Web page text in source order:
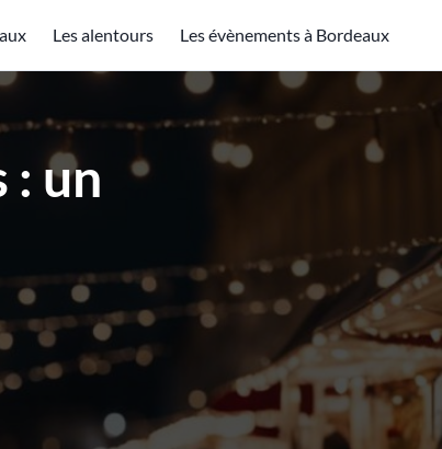
Les alentours Les évènements à Bordeaux
un